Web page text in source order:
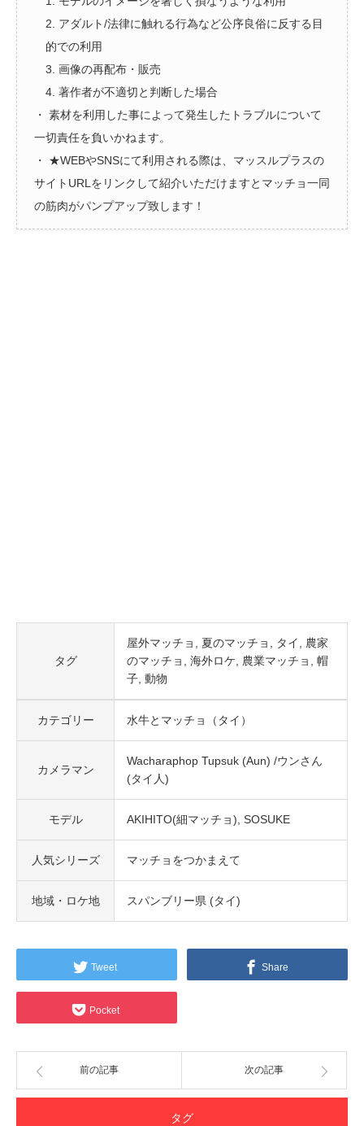
2. アダルト/法律に触れる行為など公序良俗に反する目
的での利用
3. 画像の再配布・販売
4. 著作者が不適切と判断した場合
・ 素材を利用した事によって発生したトラブルについて
一切責任を負いかねます。
・ ★WEBやSNSにて利用される際は、マッスルプラスの
サイトURLをリンクして紹介いただけますとマッチョ一同
の筋肉がパンプアップ致します！
タグ
屋外マッチョ 夏のマッチョ タイ
農家
のマッチョ
海外ロケ 農業マッチョ
帽
子 動物
カテゴリー 水牛とマッチョ（タイ）
カメラマン
Wacharaphop Tupsuk (Aun) /ウンさん
(タイ人)
モデル AKIHITO(細マッチョ) SOSUKE
人気シリーズ マッチョをつかまえて
地域・ロケ地 スパンブリー県 (タイ)
Tweet Share
Pocket
前の記事 次の記事
タグ